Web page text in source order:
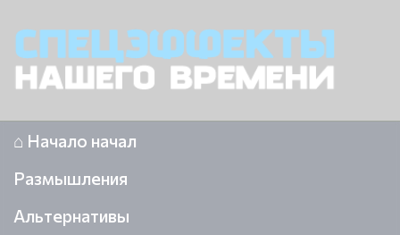
⌂ Начало начал
Размышления
Альтернативы